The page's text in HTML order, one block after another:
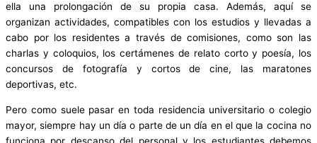
ella una prolongación de su propia casa. Además, aquí se
organizan actividades, compatibles con los estudios y llevadas a
cabo por los residentes a través de comisiones, como son las
charlas y coloquios, los certámenes de relato corto y poesía, los
concursos de fotografía y cortos de cine, las maratones
deportivas, etc.
Pero como suele pasar en toda residencia universitario o colegio
mayor, siempre hay un día o parte de un día en el que la cocina no